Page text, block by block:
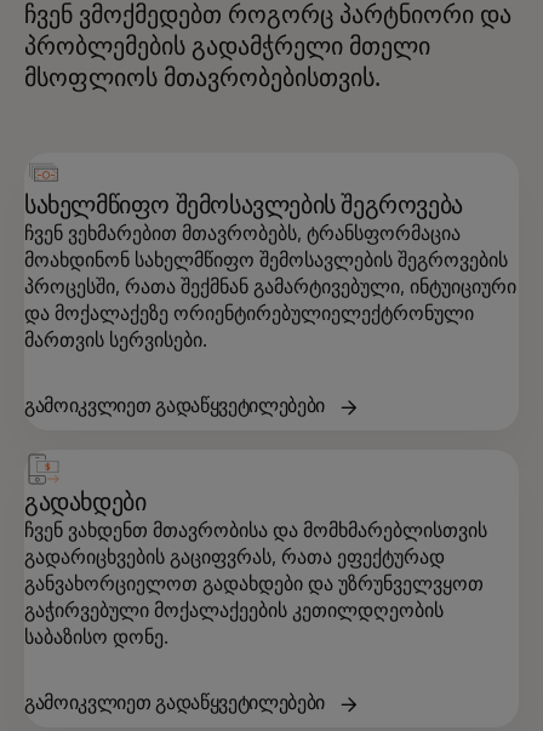
ჩვენ ვმოქმედებთ როგორც პარტნიორი და
პრობლემების გადამჭრელი მთელი
მსოფლიოს მთავრობებისთვის.
სახელმწიფო შემოსავლების შეგროვება
ჩვენ ვეხმარებით მთავრობებს, ტრანსფორმაცია
მოახდინონ სახელმწიფო შემოსავლების შეგროვების
პროცესში, რათა შექმნან გამარტივებული, ინტუიციური
და მოქალაქეზე ორიენტირებული ელექტრონული
მართვის სერვისები.
გამოიკვლიეთ გადაწყვეტილებები
გადახდები
ჩვენ ვახდენთ მთავრობისა და მომხმარებლისთვის
გადარიცხვების გაციფვრას, რათა ეფექტურად
განვახორციელოთ გადახდები და უზრუნველვყოთ
გაჭირვებული მოქალაქეების კეთილდღეობის
საბაზისო დონე.
გამოიკვლიეთ გადაწყვეტილებები